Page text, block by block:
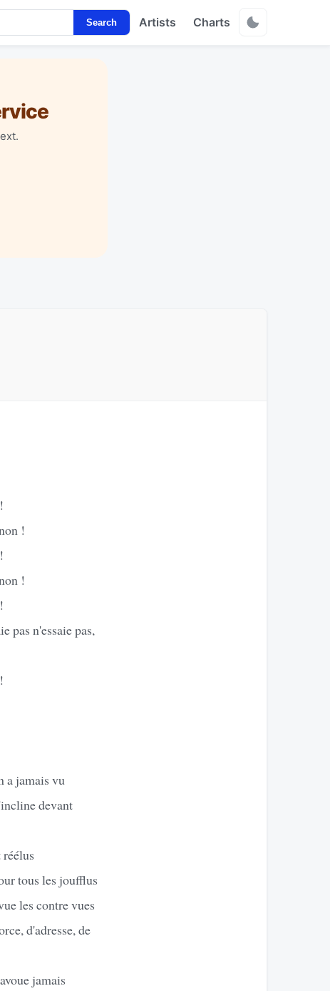
Search Artists Charts
!
!
pas n'essaie pas,
a jamais vu
devant
réélus
tous les joufflus
les contre vues
d'adresse, de
jamais